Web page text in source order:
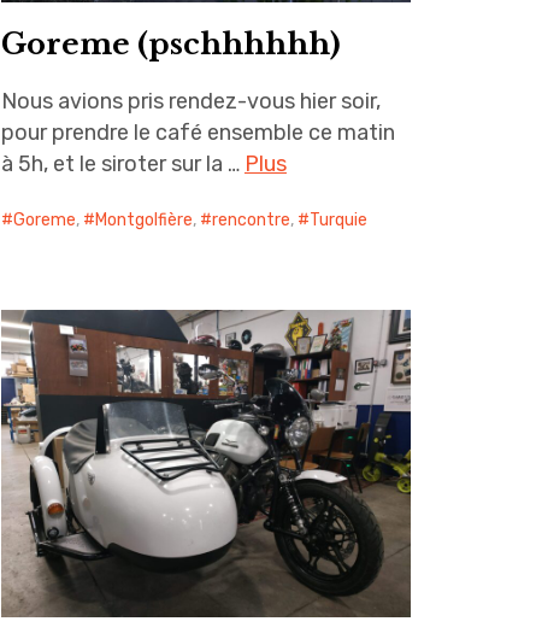
Goreme (pschhhhhh)
Nous avions pris rendez-vous hier soir,
pour prendre le café ensemble ce matin
à 5h, et le siroter sur la … Plus
Goreme, Montgolfière, rencontre, Turquie